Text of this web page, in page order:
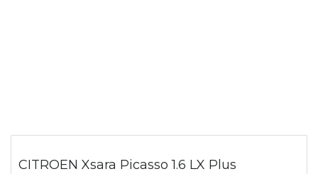
CITROEN Xsara Picasso 1.6 LX Plus